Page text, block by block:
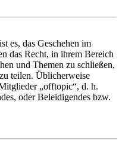
es, das Geschehen im
das Recht, in ihrem Bereich
und Themen zu schließen,
teilen. Üblicherweise
„offtopic“, d. h.
oder Beleidigendes bzw.